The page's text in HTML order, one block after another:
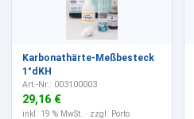
Karbonathärte-Meßbesteck
1°dKH
Art.-Nr.: 003100003
29,16 €
inkl. 19 % MwSt. · zzgl. Porto